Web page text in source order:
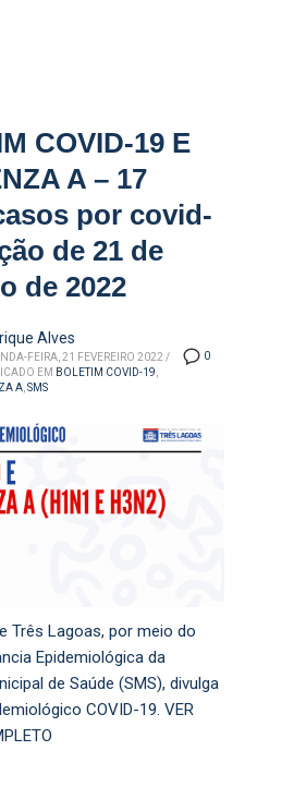
COVID-19 E
A – 17
por covid-
de 21 de
de 2022
0
Alves
FEIRA, 21 FEVEREIRO 2022 /
EM BOLETIM COVID-19,
A,SMS
Três Lagoas, por meio do
Epidemiológica da
de Saúde (SMS), divulga
COVID-19. VER